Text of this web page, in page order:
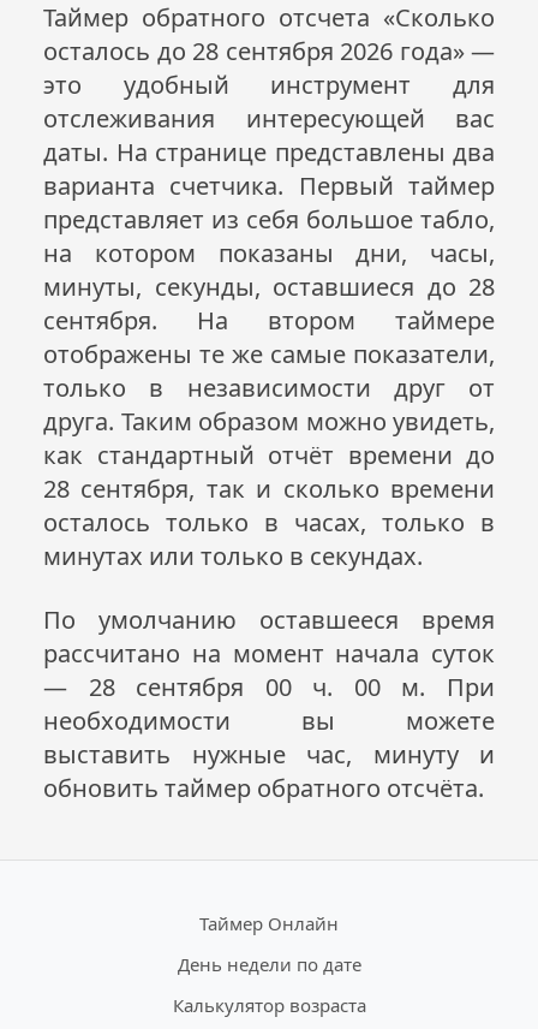
Таймер обратного отсчета «Сколько
осталось до 28 сентября 2026 года» —
это удобный инструмент для
отслеживания интересующей вас
даты. На странице представлены два
варианта счетчика. Первый таймер
представляет из себя большое табло,
на котором показаны дни, часы,
минуты, секунды, оставшиеся до 28
сентября. На втором таймере
отображены те же самые показатели,
только в независимости друг от
друга. Таким образом можно увидеть,
как стандартный отчёт времени до
28 сентября, так и сколько времени
осталось только в часах, только в
минутах или только в секундах.
По умолчанию оставшееся время
рассчитано на момент начала суток
— 28 сентября 00 ч. 00 м. При
необходимости вы можете
выставить нужные час, минуту и
обновить таймер обратного отсчёта.
Таймер Онлайн
День недели по дате
Калькулятор возраста